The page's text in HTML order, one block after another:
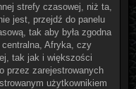
strefy czasowej, niż ta,
jest, przejdź do panelu
tak aby była zgodna
Afryka, czy
tak jak i większości
przez zarejestrowanych
użytkownikiem